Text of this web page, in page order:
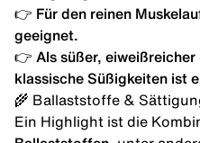
👉 Für den reinen
geeignet.
👉 Als süßer, eiweißreicher
klassische Süßigkeiten ist
🌾 Ballaststoffe &
Ein Highlight ist die